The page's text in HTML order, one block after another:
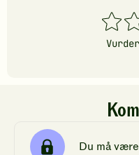
1
stjerner
2
Du må være